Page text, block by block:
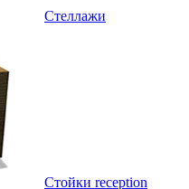
Стеллажи
Стойки reception